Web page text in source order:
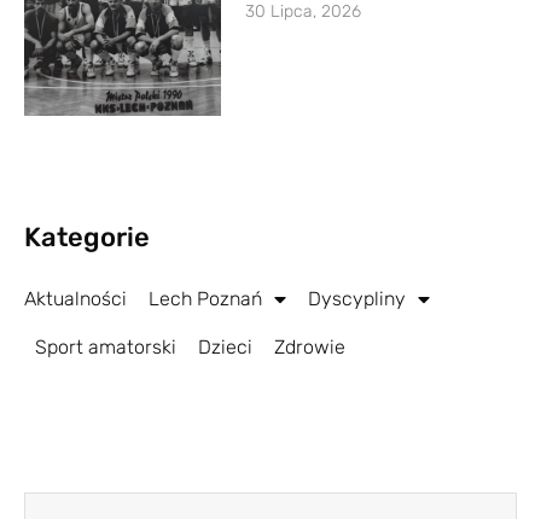
30 Lipca, 2026
Kategorie
Aktualności Lech Poznań Dyscypliny
Sport amatorski Dzieci Zdrowie